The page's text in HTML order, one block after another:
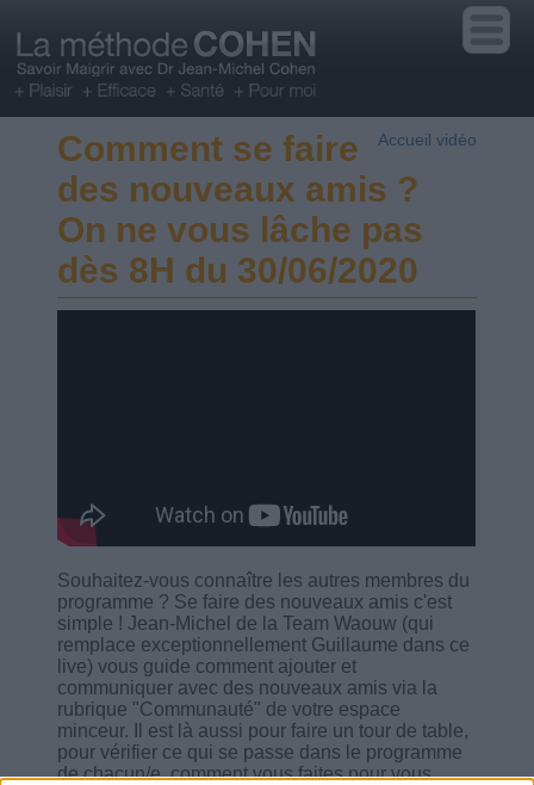
Accueil vidéo
Comment se faire
des nouveaux amis ?
On ne vous lâche pas
dès 8H du 30/06/2020
Souhaitez-vous connaître les autres membres du
programme ? Se faire des nouveaux amis c'est
simple ! Jean-Michel de la Team Waouw (qui
remplace exceptionnellement Guillaume dans ce
live) vous guide comment ajouter et
communiquer avec des nouveaux amis via la
rubrique "Communauté" de votre espace
minceur. Il est là aussi pour faire un tour de table,
pour vérifier ce qui se passe dans le programme
de chacun/e, comment vous faites pour vous